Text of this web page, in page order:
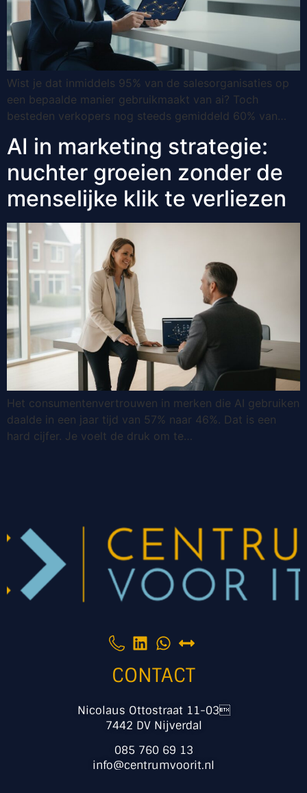
Wist je dat inmiddels 95% van de salesorganisaties op
een bepaalde manier gebruikmaakt van ai? Toch
besteden verkopers nog steeds gemiddeld 60% van…
AI in marketing strategie:
nuchter groeien zonder de
menselijke klik te verliezen
Het consumentenvertrouwen in merken die AI gebruiken
daalde in een jaar tijd van 57% naar 46%. Dat is een
hard cijfer. Je voelt de druk om te…
CONTACT
Nicolaus Ottostraat 11-03
7442 DV Nijverdal
085 760 69 13
info@centrumvoorit.nl